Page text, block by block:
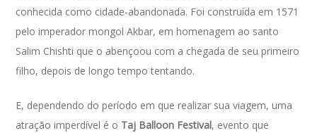
conhecida como cidade-abandonada. Foi construída em 1571
pelo imperador mongol Akbar, em homenagem ao santo
Salim Chishti que o abençoou com a chegada de seu primeiro
filho, depois de longo tempo tentando.
E, dependendo do período em que realizar sua viagem, uma
atração imperdível é o Taj Balloon Festival, evento que